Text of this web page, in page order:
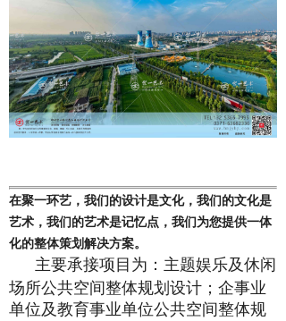
在聚一环艺，我们的设计是文化，我们的文化是
艺术 ，我们的艺术是记忆点 ，我们为您提供一体
化的整体策划解决方案。
主要承接项目为：主题娱乐及休闲
场所公共空间整体规划设计；企事业
单位及教育事业单位公共空间整体规